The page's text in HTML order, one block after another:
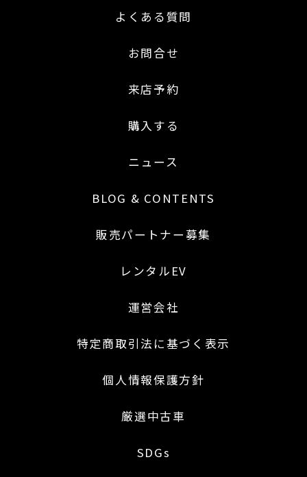
よくある質問
お問合せ
来店予約
購入する
ニュース
BLOG & CONTENTS
販売パートナー募集
レンタルEV
運営会社
特定商取引法に基づく表示
個人情報保護方針
厳選中古車
SDGs